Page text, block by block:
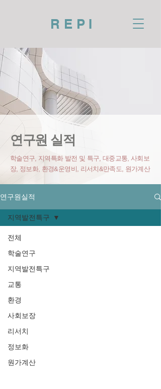
REPI
연구원 실적
학술연구, 지역특화 발전 및 특구, 대중교통, 사회보
장, 정보화, 환경&운영비, 리서치&만족도, 원가계산
연구원실적
전체
학술연구
지역발전특구
교통
환경
사회보장
리서치
정보화
원가계산
지역발전특구